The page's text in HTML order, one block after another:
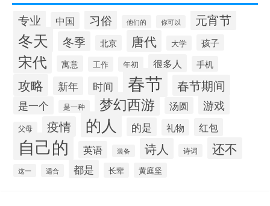
专业 中国 习俗 他们的 你可以 元宵节
冬天 冬季 北京 唐代 大学 孩子
宋代 寓意 工作 年初 很多人 手机
攻略 新年 时间 春节 春节期间
是一个 是一种 梦幻西游 汤圆 游戏
父母 疫情 的人 的是 礼物 红包
自己的 英语 装备 诗人 诗词 还不
这一 适合 都是 长辈 黄庭坚